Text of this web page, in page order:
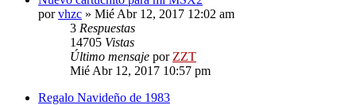
porvhzc » Mié Abr 12, 2017 12:02 am
3 Respuestas
14705 Vistas
Último mensaje por ZZT
Mié Abr 12, 2017 10:57 pm
Regalo Navideño de 1983